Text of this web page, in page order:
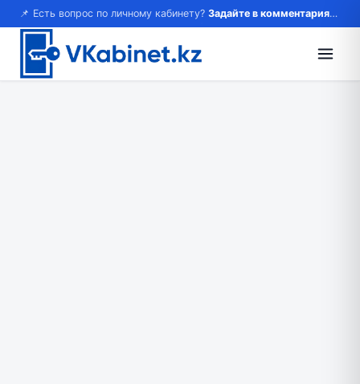
📌 Есть вопрос по личному кабинету? Задайте в комментариях — ответим!